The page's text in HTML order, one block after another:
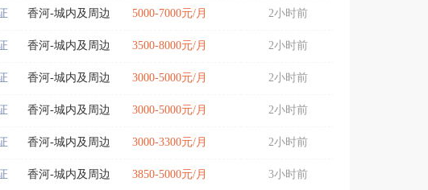
香河-城内及周边 5000-7000元/月 2小时前
香河-城内及周边 3500-8000元/月 2小时前
香河-城内及周边 3000-5000元/月 2小时前
香河-城内及周边 3000-5000元/月 2小时前
香河-城内及周边 3000-3300元/月 2小时前
香河-城内及周边 3850-5000元/月 3小时前